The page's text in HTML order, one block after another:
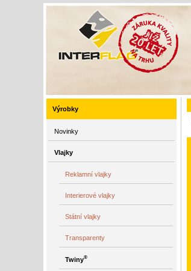
Výrobky
Novinky
Vlajky
Reklamní vlajky
Interierové vlajky
Státní vlajky
Transparenty
Twiny®